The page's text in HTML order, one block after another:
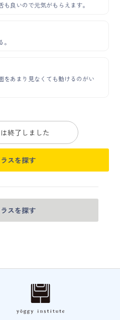
良いので元気がもらえます。
をあまり見なくても動けるのがい
終了しました
スを探す
スを探す